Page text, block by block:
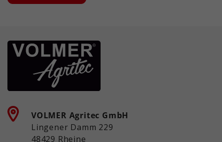
VOLMER Agritec GmbH
Lingener Damm 229
48429 Rheine